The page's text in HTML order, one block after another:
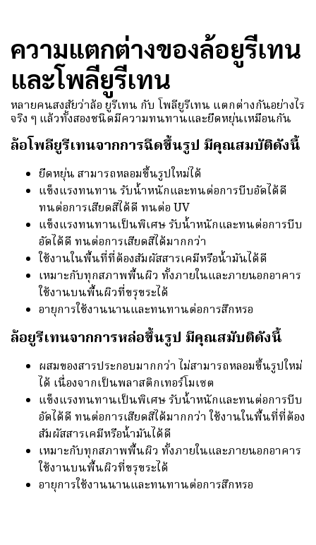
ความแตกต่างของล้อยูรีเทน
และโพลียูรีเทน
หลายคนสงสัยว่าล้อ ยูรีเทน กับ โพลียูรีเทน แตกต่างกันอย่างไร
จริง ๆ แล้วทั้งสองชนิดมีความทนทานและยืดหยุ่นเหมือนกัน
ล้อโพลียูรีเทนจากการฉีดขึ้นรูป มีคุณสมบัติดังนี้
ยืดหยุ่น สามารถหลอมขึ้นรูปใหม่ได้
แข็งแรงทนทาน รับน้ำหนักและทนต่อการบีบอัดได้ดี
ทนต่อการเสียดสีได้ดี ทนต่อ UV
แข็งแรงทนทานเป็นพิเศษ รับน้ำหนักและทนต่อการบีบ
อัดได้ดี ทนต่อการเสียดสีได้มากกว่า
ใช้งานในพื้นที่ที่ต้องสัมผัสสารเคมีหรือน้ำมันได้ดี
เหมาะกับทุกสภาพพื้นผิว ทั้งภายในและภายนอกอาคาร
ใช้งานบนพื้นผิวที่ขรุขระได้
อายุการใช้งานนานและทนทานต่อการสึกหรอ
ล้อยูรีเทนจากการหล่อขึ้นรูป มีคุณสมับติดังนี้
ผสมของสารประกอบมากกว่า ไม่สามารถหลอมขึ้นรูปใหม่
ได้ เนื่องจากเป็นพลาสติกเทอร์โมเซต
แข็งแรงทนทานเป็นพิเศษ รับน้ำหนักและทนต่อการบีบ
อัดได้ดี ทนต่อการเสียดสีได้มากกว่า ใช้งานในพื้นที่ที่ต้อง
สัมผัสสารเคมีหรือน้ำมันได้ดี
เหมาะกับทุกสภาพพื้นผิว ทั้งภายในและภายนอกอาคาร
ใช้งานบนพื้นผิวที่ขรุขระได้
อายุการใช้งานนานและทนทานต่อการสึกหรอ